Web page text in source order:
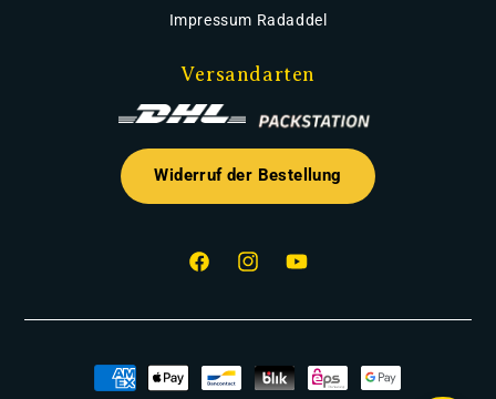
Impressum Radaddel
Versandarten
Widerruf der Bestellung
FacebookInstagramYouTube
Zahlungsmethoden